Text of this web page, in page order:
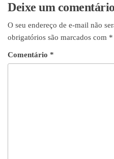
Deixe um comentário
O seu endereço de e-mail não
obrigatórios são marcados com *
Comentário *